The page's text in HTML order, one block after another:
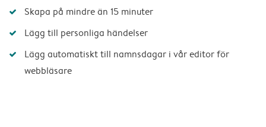
Skapa på mindre än 15 minuter
Lägg till personliga händelser
Lägg automatiskt till namnsdagar i vår editor för
webbläsare